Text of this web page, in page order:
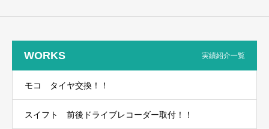
WORKS 実績紹介一覧
モコ タイヤ交換！！
スイフト 前後ドライブレコーダー取付！！